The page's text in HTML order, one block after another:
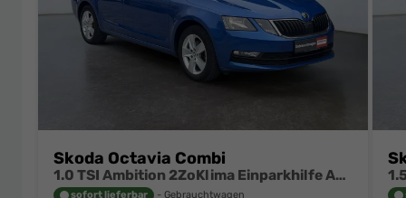
Skoda Octavia Combi
1.0 TSI Ambition 2ZoKlima Einparkhilfe Audio Swing
sofort lieferbar Gebrauchtwagen